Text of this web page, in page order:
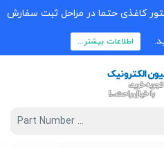
کاغذی حتما در مراحل ثبت سفارش
اطلاعات بیشتر...